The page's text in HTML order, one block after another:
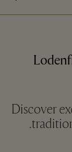
Discover